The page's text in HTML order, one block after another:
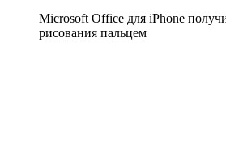
Microsoft Office для iPhone
рисования пальцем